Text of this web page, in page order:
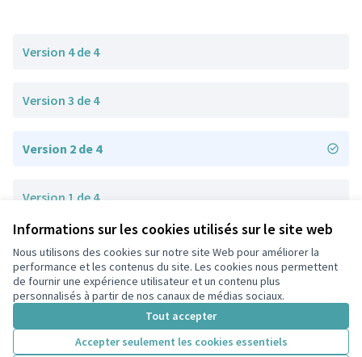
Informations sur les cookies utilisés sur le site web
Nous utilisons des cookies sur notre site Web pour améliorer la
performance et les contenus du site. Les cookies nous permettent
de fournir une expérience utilisateur et un contenu plus
personnalisés à partir de nos canaux de médias sociaux.
Tout accepter
Accepter seulement les cookies essentiels
Version 4 de 4
Version 3 de 4
Version 2 de 4
Version 1 de 4
Conditions d'utilisation
Paramètres des cookies
participons.colombes.fr sur Facebook
(Lien externe)